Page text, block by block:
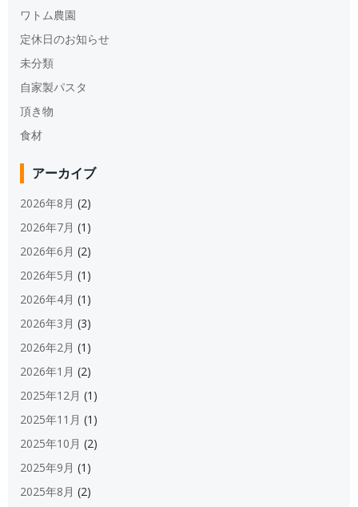
ワトム農園
定休日のお知らせ
未分類
自家製パスタ
頂き物
食材
アーカイブ
2026年8月 (2)
2026年7月 (1)
2026年6月 (2)
2026年5月 (1)
2026年4月 (1)
2026年3月 (3)
2026年2月 (1)
2026年1月 (2)
2025年12月 (1)
2025年11月 (1)
2025年10月 (2)
2025年9月 (1)
2025年8月 (2)